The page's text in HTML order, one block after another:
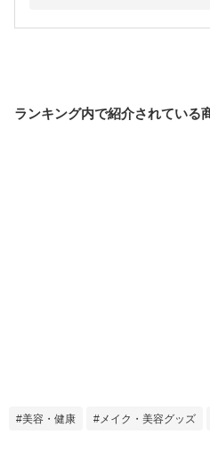
ランキング内で紹介されている
美容・健康 メイク・美容グッズ